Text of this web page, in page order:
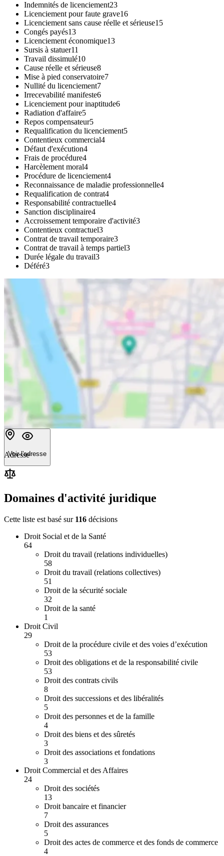
Indemnités de licenciement23
Licenciement pour faute grave16
Licenciement sans cause réelle et sérieuse15
Congés payés13
Licenciement économique13
Sursis à statuer11
Travail dissimulé10
Cause réelle et sérieuse8
Mise à pied conservatoire7
Nullité du licenciement7
Irrecevabilité manifeste6
Licenciement pour inaptitude6
Radiation d'affaire5
Repos compensateur5
Requalification du licenciement5
Contentieux commercial4
Défaut d'exécution4
Frais de procédure4
Harcèlement moral4
Procédure de licenciement4
Reconnaissance de maladie professionnelle4
Requalification de contrat4
Responsabilité contractuelle4
Sanction disciplinaire4
Accroissement temporaire d'activité3
Contentieux contractuel3
Contrat de travail temporaire3
Contrat de travail à temps partiel3
Durée légale du travail3
Déféré3
Voir l'adresse
Adresse
Domaines d'activité juridique
Cette liste est basé sur 116 décisions
Droit Social et de la Santé
64
Droit du travail (relations individuelles)
58
Droit du travail (relations collectives)
51
Droit de la sécurité sociale
32
Droit de la santé
1
Droit Civil
29
Droit de la procédure civile et des voies d’exécution
53
Droit des obligations et de la responsabilité civile
53
Droit des contrats civils
8
Droit des successions et des libéralités
5
Droit des personnes et de la famille
4
Droit des biens et des sûretés
3
Droit des associations et fondations
3
Droit Commercial et des Affaires
24
Droit des sociétés
13
Droit bancaire et financier
7
Droit des assurances
5
Droit des actes de commerce et des fonds de commerce
4